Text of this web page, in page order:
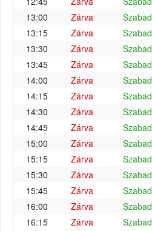
13:00
Zárva Szabad
13:15
Zárva Szabad
13:30
Zárva Szabad
13:45
Zárva Szabad
14:00
Zárva Szabad
14:15
Zárva Szabad
14:30
Zárva Szabad
14:45
Zárva Szabad
15:00
Zárva Szabad
15:15
Zárva Szabad
15:30
Zárva Szabad
15:45
Zárva Szabad
16:00
Zárva Szabad
16:15
Zárva Szabad